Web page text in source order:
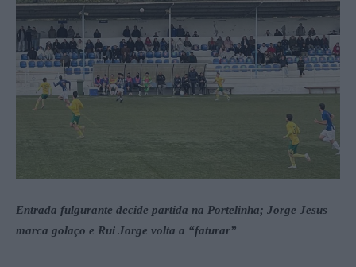
Entrada fulgurante decide partida na Portelinha; Jorge Jesus
marca golaço e Rui Jorge volta a “faturar”